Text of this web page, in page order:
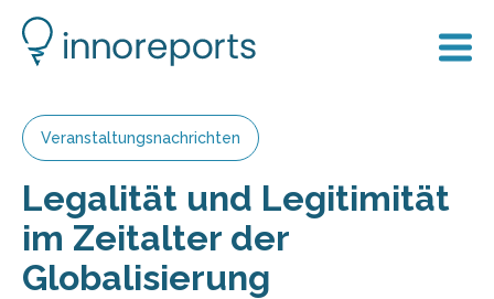
Veranstaltungsnachrichten
Legalität und Legitimität
im Zeitalter der
Globalisierung